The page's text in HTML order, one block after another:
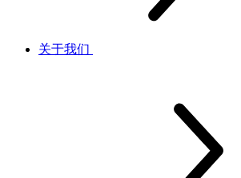
关于我们